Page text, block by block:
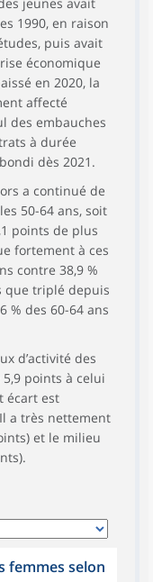
1990, en raison
puis avait
économique
en 2020, la
affecté
des embauches
à durée
dès 2021.
a continué de
50-64 ans, soit
points de plus
fortement à ces
contre 38,9 %
que triplé depuis
% des 60-64 ans
d’activité des
points à celui
écart est
a très nettement
et le milieu
femmes selon